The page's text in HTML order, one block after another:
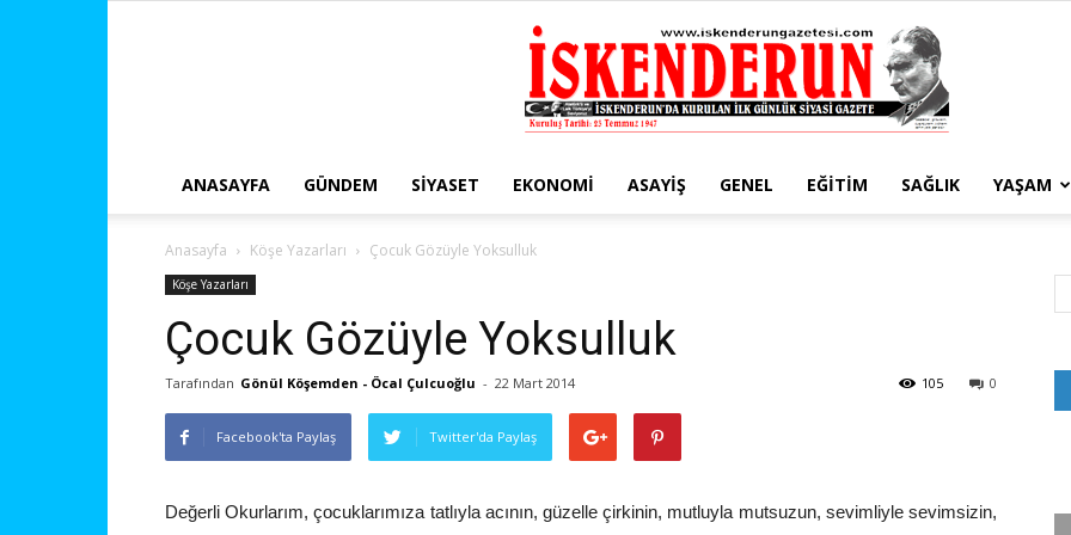
ANASAYFA GÜNDEM SIYASET EKONOMI ASAYIŞ GENEL EĞITIM SAĞLIK YAŞAM
Anasayfa Köşe Yazarları Çocuk Gözüyle Yoksulluk
Köşe Yazarları
Çocuk Gözüyle Yoksulluk
Tarafından Gönül Köşemden - Öcal Çulcuoğlu - 22 Mart 2014 0
105
Facebook'ta Paylaş Twitter'da Paylaş
Değerli Okurlarım, çocuklarımıza tatlıyla acının, güzelle çirkinin, mutluyla mutsuzun, sevimliyle sevimsizin,